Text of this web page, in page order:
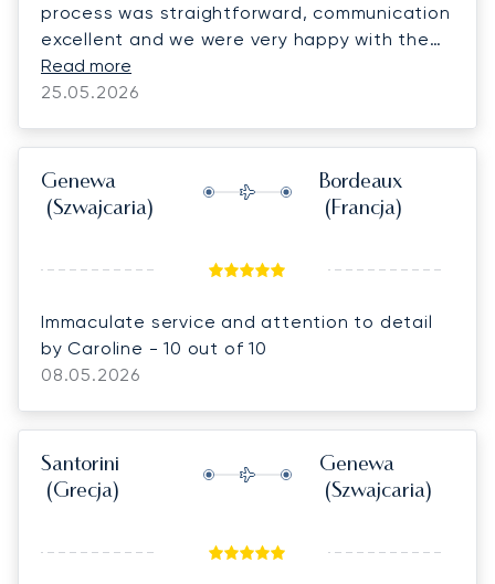
process was straightforward, communication
excellent and we were very happy with the
flight itself.
Read more
25.05.2026
Genewa
(Szwajcaria)
Bordeaux
(Francja)
Immaculate service and attention to detail
by Caroline - 10 out of 10
08.05.2026
Santorini
(Grecja)
Genewa
(Szwajcaria)